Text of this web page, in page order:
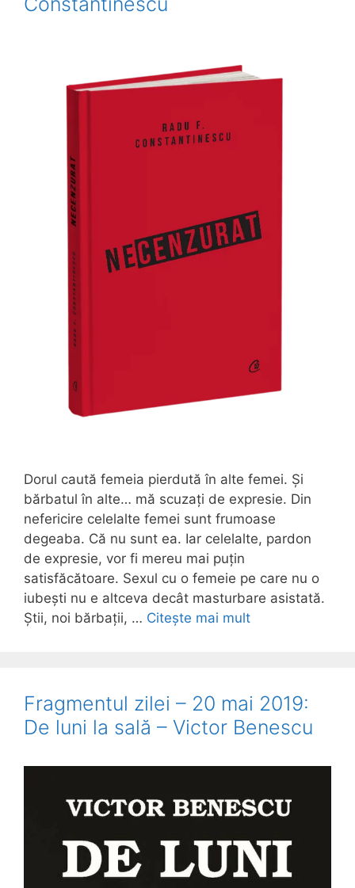
Dorul caută femeia pierdută în alte femei. Și
bărbatul în alte… mă scuzați de expresie. Din
nefericire celelalte femei sunt frumoase
degeaba. Că nu sunt ea. Iar celelalte, pardon
de expresie, vor fi mereu mai puțin
satisfăcătoare. Sexul cu o femeie pe care nu o
iubești nu e altceva decât masturbare asistată.
Știi, noi bărbații, … Citește mai mult
Fragmentul zilei – 20 mai 2019:
De luni la sală – Victor Benescu